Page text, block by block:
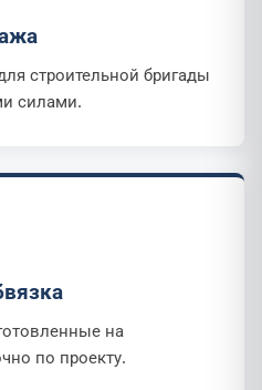
строительной бригады
силами.
на
по проекту.